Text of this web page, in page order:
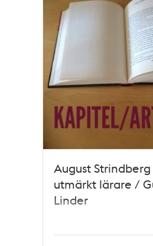
August
utmärkt lärare /
Linder